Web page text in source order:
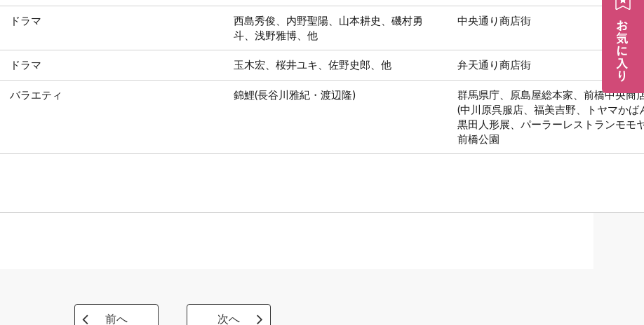
ドラマ
西島秀俊、内野聖陽、山本耕史、磯村勇
斗、浅野雅博、他
中央通り商店街
ドラマ 玉木宏、桜井ユキ、佐野史郎、他 弁天通り商店街
バラエティ 錦鯉(長谷川雅紀・渡辺隆)
群馬県庁、原島屋総本家、前橋中央商
(中川原呉服店、福美吉野、トヤマかば
黒田人形展、パーラーレストランモモ
前橋公園
前へ 次へ